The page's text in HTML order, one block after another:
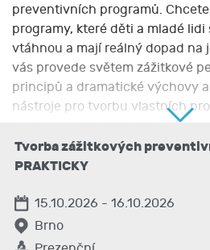
preventivních programů.
programy, které děti a mladé lidi
vtáhnou a mají reálný dopad na
vás provede světem zážitkové
principů a dramatické výchovy
nástroje pro tvorbu vlastních
oblasti rizikového chování.
aplikaci do praxe, sdílení
lektorských dovedností.
Popis kurzu:
Kurz je zaměřen na osvojení
znalostí potřebných pro tvorbu
Tvorba zážitkových
PRAKTICKY
15.10.2026 - 16.10.2026
Brno